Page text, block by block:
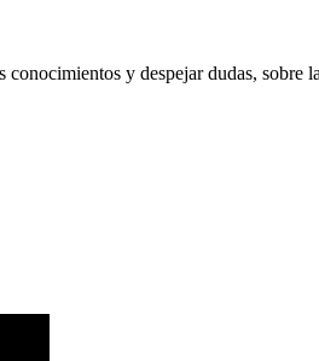
y despejar dudas, sobre